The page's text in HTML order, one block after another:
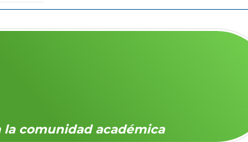
la comunidad académica